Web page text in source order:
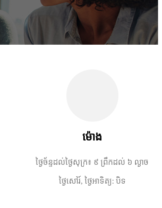
ម៉ោង
ថ្ងៃច័ន្ទដល់ថ្ងៃសុក្រ៖ ៩ ព្រឹកដល់ ៦ ល្ងាច
ថ្ងៃសៅរ៍, ថ្ងៃអាទិត្យ: បិទ